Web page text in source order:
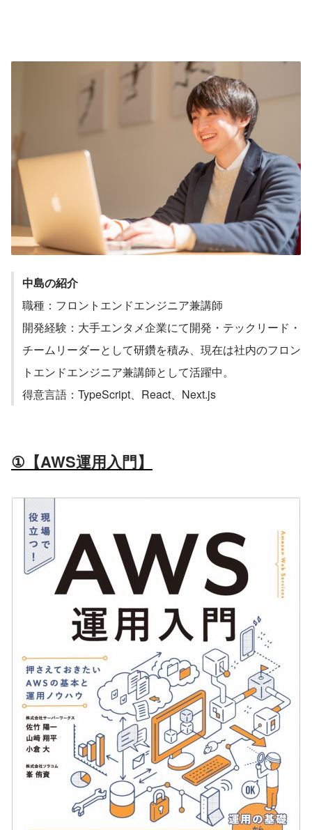
中島の紹介
職種：フロントエンドエンジニア兼講師
開発経験：大手エンタメ企業にて開発・テックリード・
チームリーダーとして研鑽を積み、現在は社内のフロン
トエンドエンジニア兼講師として活躍中。
得意言語：TypeScript、React、Next.js
①【AWS運用入門】